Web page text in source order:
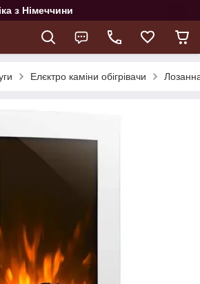
з Німеччини
Елєктро каміни обігрівачи